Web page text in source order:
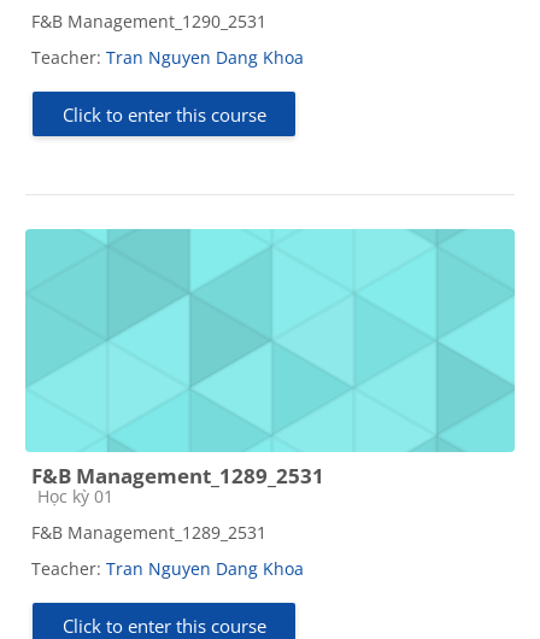
F&B Management_1290_2531
Teacher: Tran Nguyen Dang Khoa
Click to enter this course
F&B Management_1289_2531
Course category
Học kỳ 01
F&B Management_1289_2531
Teacher: Tran Nguyen Dang Khoa
Click to enter this course